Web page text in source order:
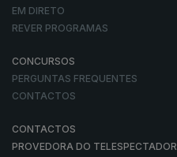
EM DIRETO
REVER PROGRAMAS
CONCURSOS
PERGUNTAS FREQUENTES
CONTACTOS
CONTACTOS
PROVEDORA DO TELESPECTADOR